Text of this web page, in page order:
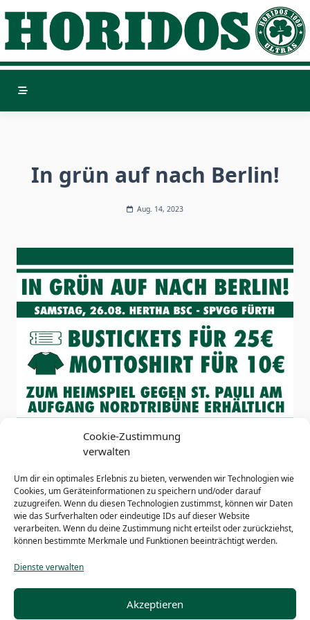
Cookie-Zustimmung
verwalten
Um dir ein optimales Erlebnis zu bieten, verwenden wir Technologien wie
Cookies, um Geräteinformationen zu speichern und/oder darauf
zuzugreifen. Wenn du diesen Technologien zustimmst, können wir Daten
wie das Surfverhalten oder eindeutige IDs auf dieser Website
verarbeiten. Wenn du deine Zustimmung nicht erteilst oder zurückziehst,
können bestimmte Merkmale und Funktionen beeinträchtigt werden.
Dienste verwalten
Akzeptieren
to
content
In grün auf nach Berlin!
Aug. 14, 2023
<span
class="nav-
subtitle
screen-
reader-
PREVIOUS POST
Mai 2023 – Fortsetzung der AKTION
HEIMSPIEL zur Finanzierung von
Dauerkarten für soziale Fürther